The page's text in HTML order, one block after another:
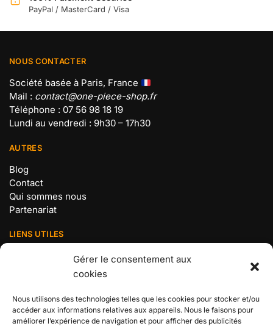
Gérer le consentement aux
cookies
Nous utilisons des technologies telles que les cookies pour stocker et/ou
accéder aux informations relatives aux appareils. Nous le faisons pour
améliorer l’expérience de navigation et pour afficher des publicités
PayPal / MasterCard / Visa
NOUS CONTACTER
Société basée à Paris, France
Mail : contact@one-piece-shop.fr
Téléphone : 07 56 98 18 19
Lundi au vendredi : 9h30 – 17h30
AUTRES
Blog
Contact
Qui sommes nous
Partenariat
LIENS UTILES
Mentions légales
Politique de confidentialité
Politique de cookies (UE)
BOUTIQUE N°1 ONE PIECE